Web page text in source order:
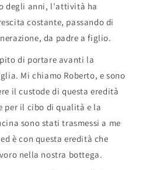
degli anni, l'attività ha
costante, passando di
da padre a figlio.
di portare avanti la
Mi chiamo Roberto, e sono
il custode di questa eredità
per il cibo di qualità e la
sono stati trasmessi a me
è con questa eredità che
nella nostra bottega.